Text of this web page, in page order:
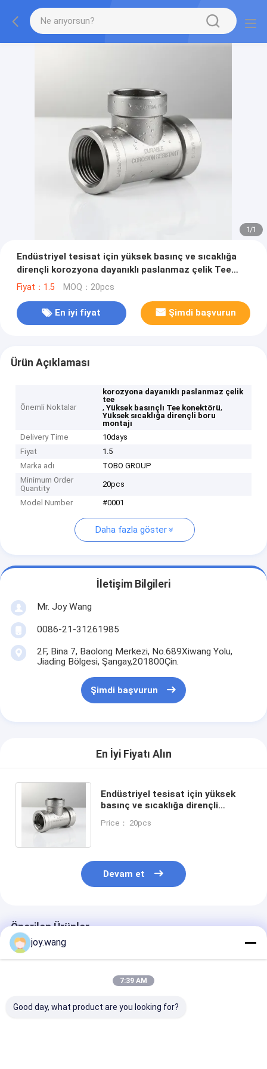
1/1
Endüstriyel tesisat için yüksek basınç ve sıcaklığa
dirençli korozyona dayanıklı paslanmaz çelik Tee
bağlantısı
Fiyat：1.5 MOQ：20pcs
En iyi fiyat Şimdi başvurun
Ürün Açıklaması
Önemli Noktalar
korozyona dayanıklı paslanmaz çelik
tee
,Yüksek basınçlı Tee konektörü,
Yüksek sıcaklığa dirençli boru
montajı
Delivery Time
10days
Fiyat
1.5
Marka adı
TOBO GROUP
Minimum Order
Quantity
20pcs
Model Number #0001
Daha fazla göster
İletişim Bilgileri
Mr. Joy Wang
0086-21-31261985
2F, Bina 7, Baolong Merkezi, No.689Xiwang Yolu,
Jiading Bölgesi, Şangay,201800Çin.
Şimdi başvurun
En İyi Fiyatı Alın
Endüstriyel tesisat için yüksek
basınç ve sıcaklığa dirençli
çelik Tee bağlantısı
Price： 20pcs
Devam et
Önerilen Ürünler
joy.wang
7:39 AM
Good day, what product are you looking for?